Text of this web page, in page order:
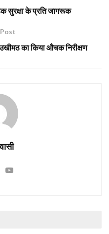
सुरक्षा के प्रति जागरूक
उखीमठ का किया औचक निरीक्षण